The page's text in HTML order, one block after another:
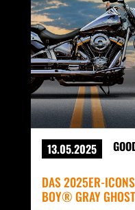
13.05.2025
DAS 2025ER-
OY® GRAY GHOST